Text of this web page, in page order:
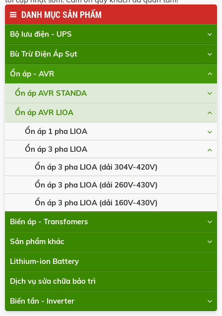
DANH MỤC SẢN PHẨM
Bộ lưu điện - UPS
Bù Trừ Điện Áp Sụt
Ổn áp - AVR
Ổn áp AVR STANDA
Ổn áp AVR LIOA
Ổn áp 1 pha LIOA
Ổn áp 3 pha LIOA
Ổn áp 3 pha LIOA (dải 304V-420V)
Ổn áp 3 pha LIOA (dải 260V-430V)
Ổn áp 3 pha LIOA (dải 160V-430V)
Biến áp - Transfomers
Sản phẩm khác
Lithium-ion Battery
Dịch vụ sửa chữa bảo trì
Biến tần - Inverter